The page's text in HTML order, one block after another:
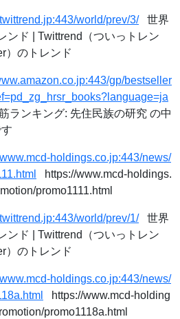
world/prev/3/世界
ンド | Twittrend（ついっトレン
）のトレンド
gp/bestseller
ランキング: 先住民族の研究 の中
holdings.co.jp:443/news/
https://www.mcd-holdings.
promo1111.html
world/prev/1/世界
ンド | Twittrend（ついっトレン
）のトレンド
holdings.co.jp:443/news/
https://www.mcd-holding
promo1118a.html